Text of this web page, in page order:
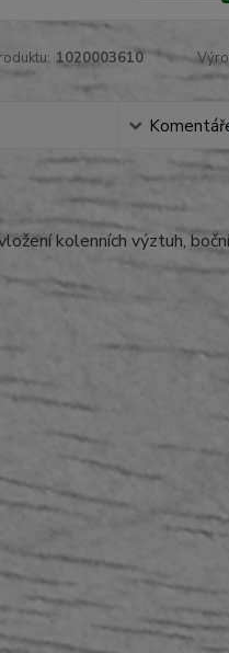
1020003610
kolenních výztuh,